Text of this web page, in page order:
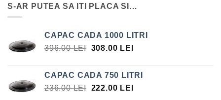
A
ESTE:
S-AR PUTEA SA ITI PLACA SI…
CAPAC CADA 1000 LITRI
396.00LEI PREȚUL
FOST:
396.00 LEI.
308.00 LEI PREȚUL
308.00 LEI.
CAPAC CADA 750 LITRI
236.00LEI PREȚUL
222.00 LEI PREȚUL